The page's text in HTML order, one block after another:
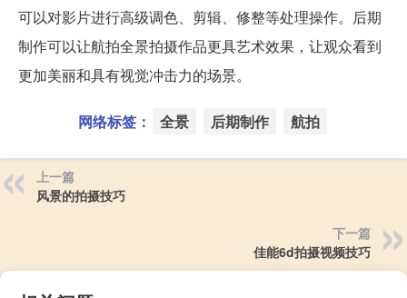
可以对影片进行高级调色、剪辑、修整等处理操作。后期
制作可以让航拍全景拍摄作品更具艺术效果，让观众看到
更加美丽和具有视觉冲击力的场景。
网络标签： 全景 后期制作 航拍
上一篇
风景的拍摄技巧
下一篇
佳能6d拍摄视频技巧